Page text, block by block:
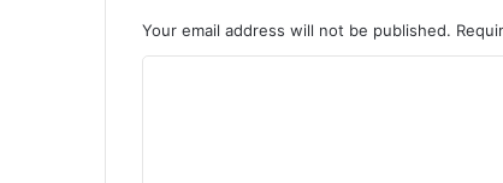
Your email address will not be published.